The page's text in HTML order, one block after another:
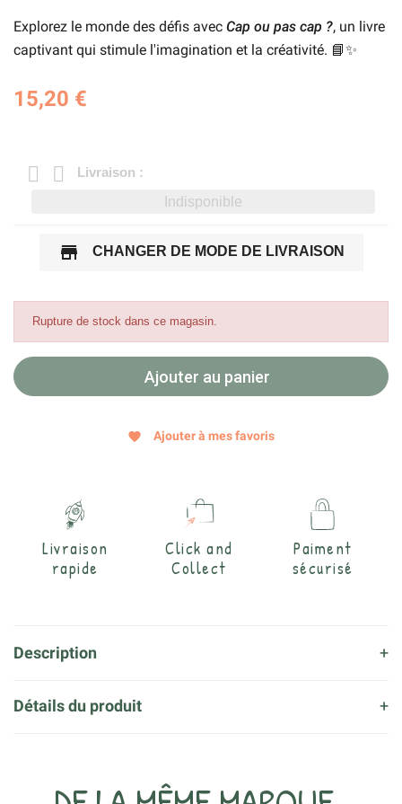
Explorez le monde des défis avec Cap ou pas cap ?, un livre
captivant qui stimule l'imagination et la créativité. 📘✨
15,20 €
Livraison :
Indisponible
store CHANGER DE MODE DE LIVRAISON
Rupture de stock dans ce magasin.
Ajouter au panier
favorite Ajouter à mes favoris
Livraison
rapide
Click and
Collect
Paiment
sécurisé
Description
Détails du produit